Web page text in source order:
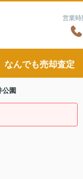
営業
なんでも売却査定
公園